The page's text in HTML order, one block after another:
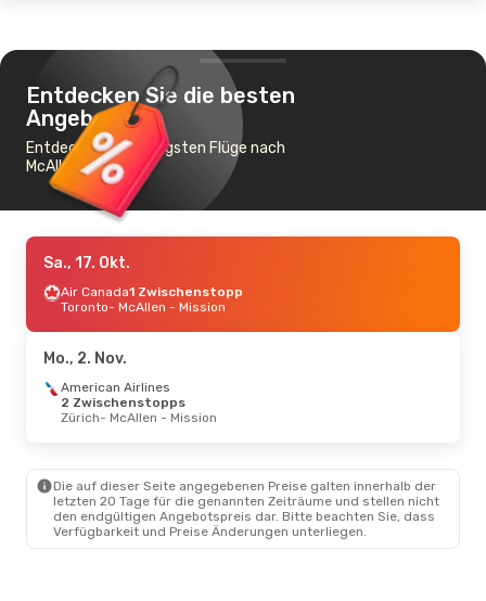
Entdecken Sie die besten
Angebote
Entdecke die günstigsten Flüge nach
McAllen - Mission
Sa., 17. Okt.
Air Canada1 Zwischenstopp
Toronto- McAllen - Mission
Mo., 2. Nov.
American Airlines
2 Zwischenstopps
Zürich- McAllen - Mission
Die auf dieser Seite angegebenen Preise galten innerhalb der
letzten 20 Tage für die genannten Zeiträume und stellen nicht
den endgültigen Angebotspreis dar. Bitte beachten Sie, dass
Verfügbarkeit und Preise Änderungen unterliegen.